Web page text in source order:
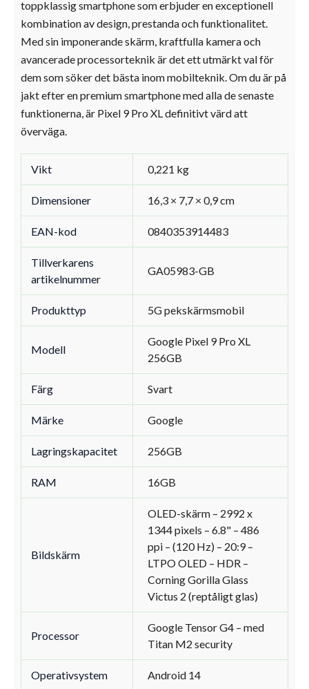
toppklassig smartphone som erbjuder en exceptionell
kombination av design, prestanda och funktionalitet.
Med sin imponerande skärm, kraftfulla kamera och
avancerade processorteknik är det ett utmärkt val för
dem som söker det bästa inom mobilteknik. Om du är på
jakt efter en premium smartphone med alla de senaste
funktionerna, är Pixel 9 Pro XL definitivt värd att
överväga.
Vikt 0,221 kg
Dimensioner 16,3 × 7,7 × 0,9 cm
EAN-kod 0840353914483
Tillverkarens
artikelnummer
GA05983-GB
Produkttyp 5G pekskärmsmobil
Modell
Google Pixel 9 Pro XL
256GB
Färg Svart
Märke Google
Lagringskapacitet 256GB
RAM 16GB
Bildskärm
OLED-skärm – 2992 x
1344 pixels – 6.8" – 486
ppi – (120 Hz) – 20:9 –
LTPO OLED – HDR –
Corning Gorilla Glass
Victus 2 (reptåligt glas)
Processor
Google Tensor G4 – med
Titan M2 security
Operativsystem Android 14